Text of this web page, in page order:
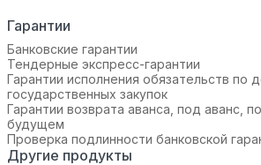
Гарантии
Банковские гарантии
Тендерные экспресс-гарантии
Гарантии исполнения обязательств по
государственных закупок
Гарантии возврата аванса, под аванс,
будущем
Проверка подлинности банковской
Другие продукты